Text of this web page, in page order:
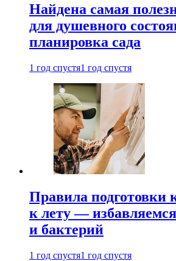
Найдена самая
для душевного
планировка сада
1 год спустя1 год спустя
Правила подготовки
к лету —
и бактерий
1 год спустя1 год спустя